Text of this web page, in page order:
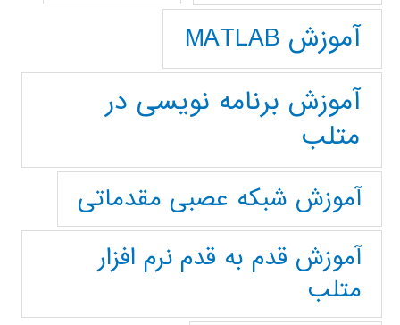
آموزش MATLAB
آموزش برنامه نویسی در
متلب
آموزش شبکه عصبی مقدماتی
آموزش قدم به قدم نرم افزار
متلب